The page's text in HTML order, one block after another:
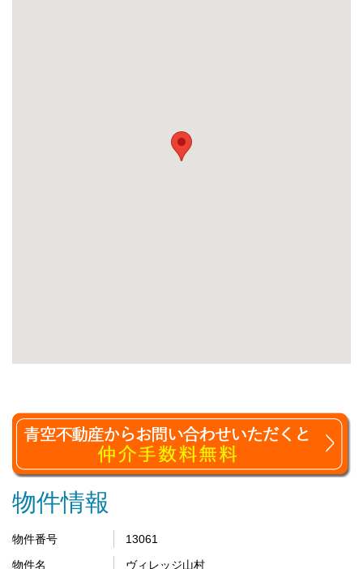
物件情報
物件番号
13061
物件名
ヴィレッジ山村